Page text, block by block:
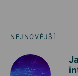
NEJNOVĚJŠÍ